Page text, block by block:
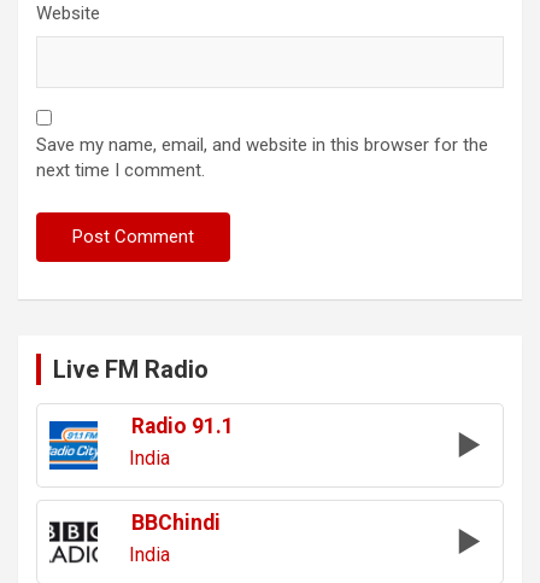
Website
Save my name, email, and website in this browser for the
next time I comment.
Live FM Radio
Radio 91.1
India
BBChindi
India